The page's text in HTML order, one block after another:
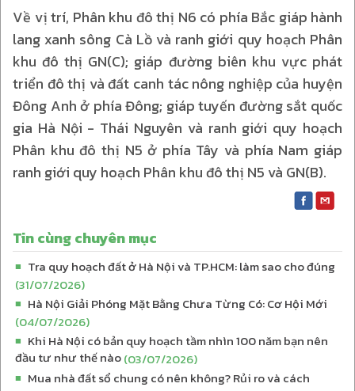
Về vị trí, Phân khu đô thị N6 có phía Bắc giáp hành
lang xanh sông Cà Lồ và ranh giới quy hoạch Phân
khu đô thị GN(C); giáp đường biên khu vực phát
triển đô thị và đất canh tác nông nghiệp của huyện
Đông Anh ở phía Đông; giáp tuyến đường sắt quốc
gia Hà Nội - Thái Nguyên và ranh giới quy hoạch
Phân khu đô thị N5 ở phía Tây và phía Nam giáp
ranh giới quy hoạch Phân khu đô thị N5 và GN(B).
Tin cùng chuyên mục
■ Tra quy hoạch đất ở Hà Nội và TP.HCM: làm sao cho đúng
(31/07/2026)
■ Hà Nội Giải Phóng Mặt Bằng Chưa Từng Có: Cơ Hội Mới
(04/07/2026)
■ Khi Hà Nội có bản quy hoạch tầm nhìn 100 năm bạn nên
đầu tư như thế nào(03/07/2026)
■ Mua nhà đất sổ chung có nên không? Rủi ro và cách